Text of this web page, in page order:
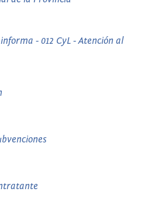
- 012 CyL - Atención al